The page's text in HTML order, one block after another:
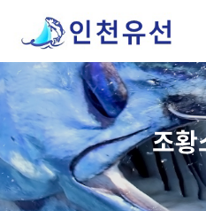
조황